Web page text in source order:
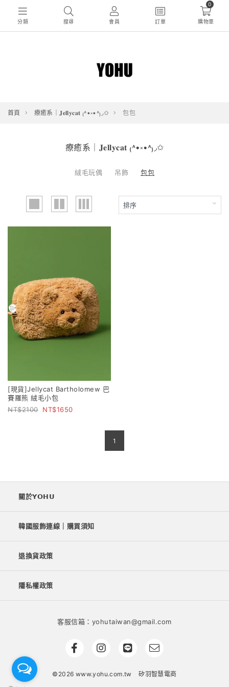
分類 搜尋 會員 訂單
0
購物車
首頁 療癒系｜𝐉𝐞𝐥𝐥𝐲𝐜𝐚𝐭 ₍˄•༝•˄₎◞✩ 包包
療癒系｜𝐉𝐞𝐥𝐥𝐲𝐜𝐚𝐭 ₍˄•༝•˄₎◞✩
絨毛玩偶 吊飾 包包
[現貨]Jellycat Bartholomew 巴
賽羅熊 絨毛小包
2100
1650
1
關於𝗬𝗢𝗛𝗨
韓國服飾連線｜購買須知
退換貨政策
隱私權政策
客服信箱：yohutaiwan@gmail.com
©2026 www.yohu.com.tw 矽羽智慧電商